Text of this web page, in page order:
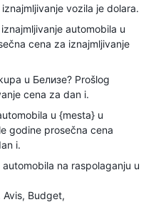
vozila je dolara.
automobila u
cena za iznajmljivanje
u Белизе? Prošlog
cena za dan i.
u {mesta} u
godine prosečna cena
i.
na raspolaganju u
Avis Budget